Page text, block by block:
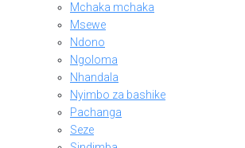
Mchaka mchaka
Msewe
Ndono
Ngoloma
Nhandala
Nyimbo za bashike
Pachanga
Seze